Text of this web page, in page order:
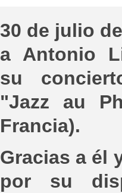
30 de julio
a Antonio
su
"Jazz au
Francia).
Gracias a él
por su